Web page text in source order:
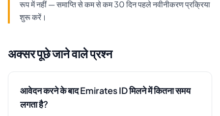
रूप में नहीं — समाप्ति से कम से कम 30 दिन पहले नवीनीकरण प्रक्रिया
शुरू करें।
अक्सर पूछे जाने वाले प्रश्न
आवेदन करने के बाद Emirates ID मिलने में कितना समय
लगता है?